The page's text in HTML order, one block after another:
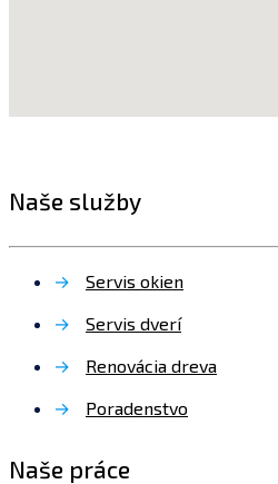
Naše služby
→
Servis okien
→
Servis dverí
→
Renovácia dreva
→
Poradenstvo
Naše práce